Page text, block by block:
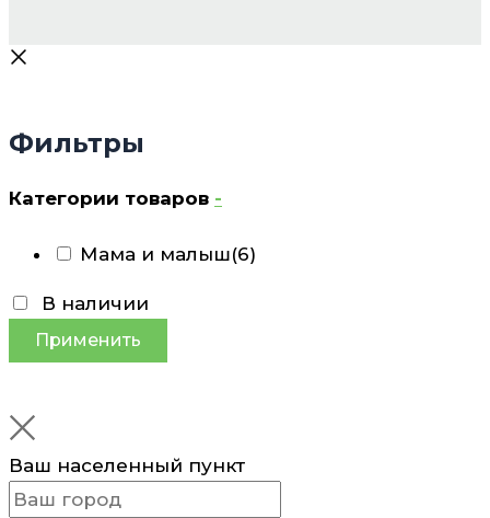
Фильтры
Категории товаров -
Мама и малыш(6)
В наличии
Применить
Ваш населенный пункт